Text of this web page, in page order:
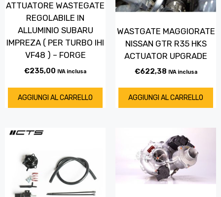
ATTUATORE WASTEGATE
REGOLABILE IN
ALLUMINIO SUBARU
IMPREZA ( PER TURBO IHI
VF48 ) – FORGE
€235,00 IVA inclusa
AGGIUNGI AL CARRELLO
WASTGATE MAGGIORATE
NISSAN GTR R35 HKS
ACTUATOR UPGRADE
€622,38 IVA inclusa
AGGIUNGI AL CARRELLO